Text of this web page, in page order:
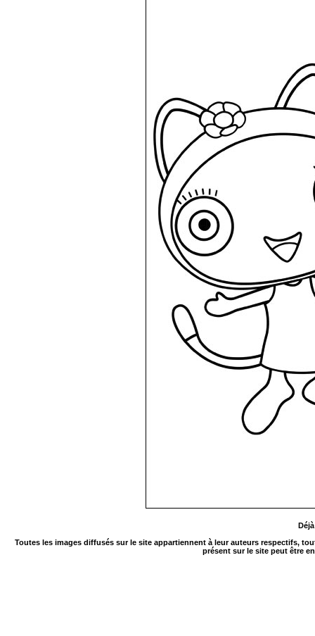
Toutes les images diffusés sur le site appartiennent à leur auteurs respectifs,
présent sur le site peut être